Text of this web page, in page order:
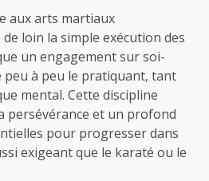
aux arts martiaux
loin la simple exécution des
un engagement sur soi-
à peu le pratiquant, tant
mental. Cette discipline
persévérance et un profond
pour progresser dans
exigeant que le karaté ou le